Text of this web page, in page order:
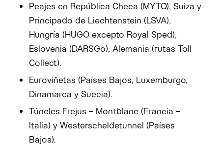
Peajes en República Checa (MYTO), Suiza y
Principado de Liechtenstein (LSVA),
Hungría (HUGO excepto Royal Sped),
Eslovenia (DARSGo), Alemania (rutas Toll
Collect).
Euroviñetas (Países Bajos, Luxemburgo,
Dinamarca y Suecia).
Túneles Frejus – Montblanc (Francia –
Italia) y Westerscheldetunnel (Países
Bajos).